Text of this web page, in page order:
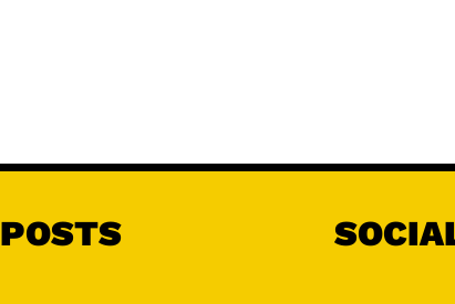
POSTS